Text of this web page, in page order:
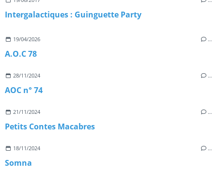
Intergalactiques : Guinguette Party
19/04/2026 …
A.O.C 78
28/11/2024 …
AOC n° 74
21/11/2024 …
Petits Contes Macabres
18/11/2024 …
Somna